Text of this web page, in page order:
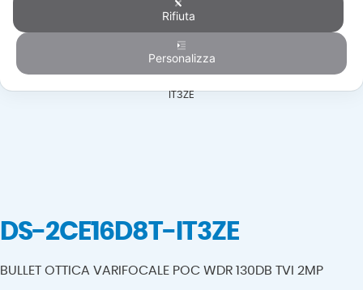
Telecamere
HOME/PRODOTTI/VIDEOSORVEGLIANZA/TELECAMERE/DS-2CE16D8T-
IT3ZE
DS-2CE16D8T-IT3ZE
BULLET OTTICA VARIFOCALE POC WDR 130DB TVI 2MP
Rifiuta
Personalizza